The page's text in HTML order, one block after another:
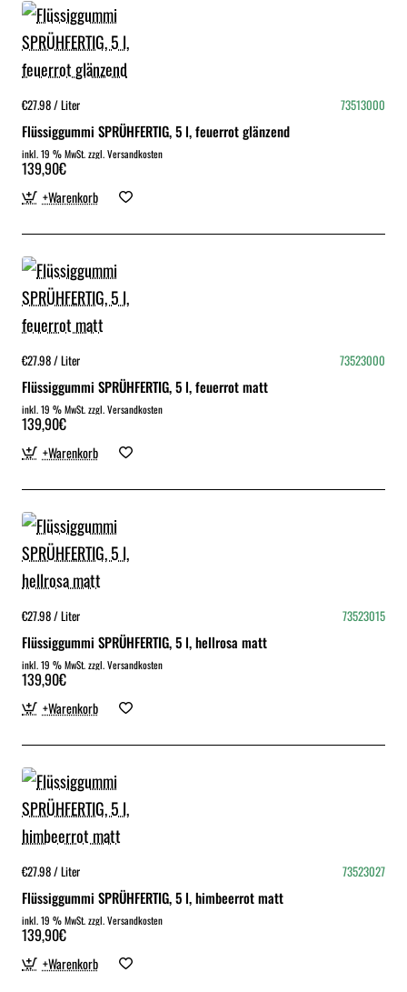
€27.98 / Liter 73513000
Flüssiggummi SPRÜHFERTIG, 5 l, feuerrot glänzend
inkl. 19 % MwSt. zzgl. Versandkosten
139,90€
+Warenkorb
€27.98 / Liter 73523000
Flüssiggummi SPRÜHFERTIG, 5 l, feuerrot matt
inkl. 19 % MwSt. zzgl. Versandkosten
139,90€
+Warenkorb
€27.98 / Liter 73523015
Flüssiggummi SPRÜHFERTIG, 5 l, hellrosa matt
inkl. 19 % MwSt. zzgl. Versandkosten
139,90€
+Warenkorb
€27.98 / Liter 73523027
Flüssiggummi SPRÜHFERTIG, 5 l, himbeerrot matt
inkl. 19 % MwSt. zzgl. Versandkosten
139,90€
+Warenkorb